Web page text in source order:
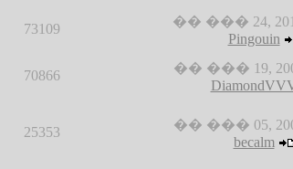
73109
�� ��� 24,
Pingouin
70866
�� ��� 19,
25353
�� ��� 05,
becalm